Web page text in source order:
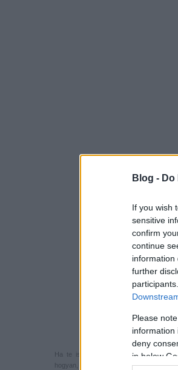
Blog -
If you wish
sensitive
confirm
continue
information
further
Please
information
deny
in below
Ha te is küldenél egy végigjátszást,
hogyan, hova, mikor, kivel és miért,